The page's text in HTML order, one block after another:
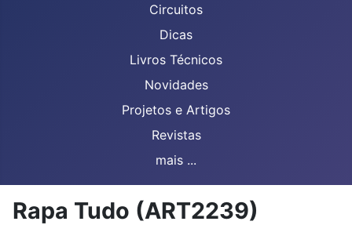
Circuitos
Dicas
Livros Técnicos
Novidades
Projetos e Artigos
Revistas
mais ...
Rapa Tudo (ART2239)